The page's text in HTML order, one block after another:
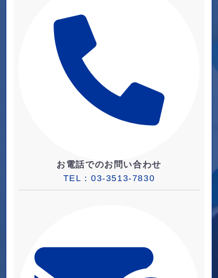
お電話でのお問い合わせ
TEL：03-3513-7830